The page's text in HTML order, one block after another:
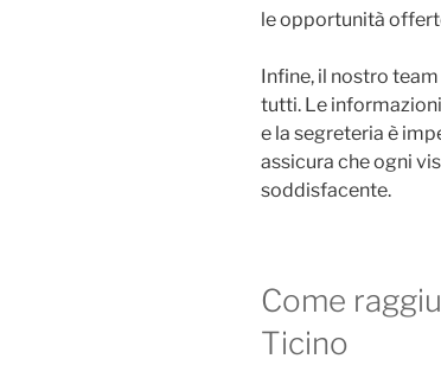
le opportunità
Infine, il nostro
tutti. Le
e la segreteria è
assicura che ogni
soddisfacente.
Come
Ticino